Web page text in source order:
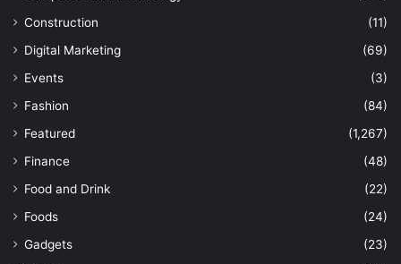
Construction
(11)
Digital Marketing
(69)
Events
(3)
Fashion
(84)
Featured
(1,267)
Finance
(48)
Food and Drink
(22)
Foods
(24)
Gadgets
(23)